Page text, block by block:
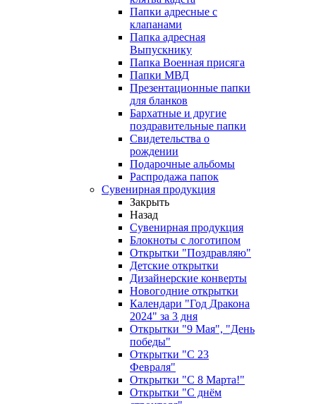
Папки адресные с
клапанами
Папка адресная
Выпускнику
Папка Военная присяга
Папки МВД
Презентационные папки
для бланков
Бархатные и другие
поздравительные папки
Свидетельства о
рождении
Подарочные альбомы
Распродажа папок
Сувенирная продукция
Закрыть
Назад
Сувенирная продукция
Блокноты с логотипом
Открытки "Поздравляю"
Детские открытки
Дизайнерские конверты
Новогодние открытки
Календари "Год Дракона
2024" за 3 дня
Открытки "9 Мая", "День
победы"
Открытки "С 23
Февраля"
Открытки "С 8 Марта!"
Открытки "С днём